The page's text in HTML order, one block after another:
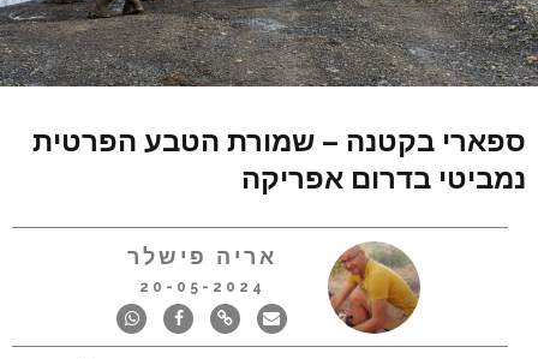
ספארי בקטנה – שמורת הטבע הפרטית
נמביטי בדרום אפריקה
אריה פישלר
20-05-2024